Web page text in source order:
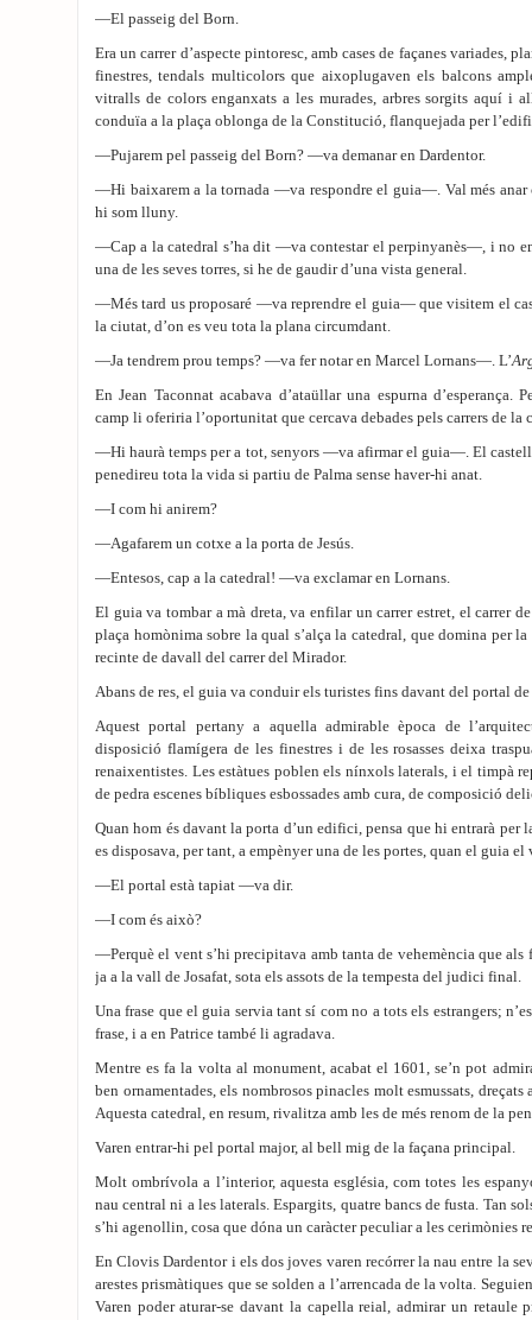
—El passeig del Born.
Era un carrer d’aspecte pintoresc, amb cases de façanes variades,
finestres, tendals multicolors que aixoplugaven els balcons
vitralls de colors enganxats a les murades, arbres sorgits aquí i
conduïa a la plaça oblonga de la Constitució, flanquejada per
—Pujarem pel passeig del Born? —va demanar en Dardentor.
—Hi baixarem a la tornada —va respondre el guia—. Val més anar
hi som lluny.
—Cap a la catedral s’ha dit —va contestar el perpinyanès—, i no
una de les seves torres, si he de gaudir d’una vista general.
—Més tard us proposaré —va reprendre el guia— que visitem el
la ciutat, d’on es veu tota la plana circumdant.
—Ja tendrem prou temps? —va fer notar en Marcel Lornans—. L’
En Jean Taconnat acabava d’ataüllar una espurna d’esperança.
camp li oferiria l’oportunitat que cercava debades pels carrers de la
—Hi haurà temps per a tot, senyors —va afirmar el guia—. El castell
penedireu tota la vida si partiu de Palma sense haver-hi anat.
—I com hi anirem?
—Agafarem un cotxe a la porta de Jesús.
—Entesos, cap a la catedral! —va exclamar en Lornans.
El guia va tombar a mà dreta, va enfilar un carrer estret, el carrer
plaça homònima sobre la qual s’alça la catedral, que domina per
recinte de davall del carrer del Mirador.
Abans de res, el guia va conduir els turistes fins davant del portal
Aquest portal pertany a aquella admirable època de
disposició flamígera de les finestres i de les rosasses deixa
renaixentistes. Les estàtues poblen els nínxols laterals, i el timpà
de pedra escenes bíbliques esbossades amb cura, de composició
Quan hom és davant la porta d’un edifici, pensa que hi entrarà per
es disposava, per tant, a empènyer una de les portes, quan el guia el
—El portal està tapiat —va dir.
—I com és això?
—Perquè el vent s’hi precipitava amb tanta de vehemència que als
ja a la vall de Josafat, sota els assots de la tempesta del judici final.
Una frase que el guia servia tant sí com no a tots els estrangers;
frase, i a en Patrice també li agradava.
Mentre es fa la volta al monument, acabat el 1601, se’n pot
ben ornamentades, els nombrosos pinacles molt esmussats, dreçats
Aquesta catedral, en resum, rivalitza amb les de més renom de la
Varen entrar-hi pel portal major, al bell mig de la façana principal.
Molt ombrívola a l’interior, aquesta església, com totes les
nau central ni a les laterals. Espargits, quatre bancs de fusta. Tan
s’hi agenollin, cosa que dóna un caràcter peculiar a les cerimònies
En Clovis Dardentor i els dos joves varen recórrer la nau entre la
arestes prismàtiques que se solden a l’arrencada de la volta.
Varen poder aturar-se davant la capella reial, admirar un retaule